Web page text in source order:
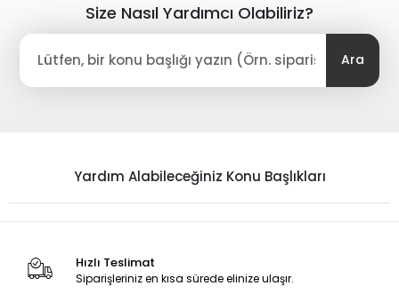
Size Nasıl Yardımcı Olabiliriz?
Ara
Yardım Alabileceğiniz Konu Başlıkları
Hızlı Teslimat
Siparişleriniz en kısa sürede elinize ulaşır.